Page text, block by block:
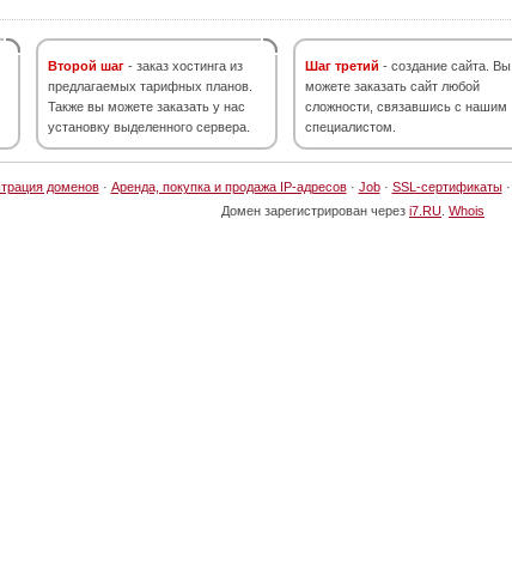
Второй шаг - заказ хостинга из
предлагаемых тарифных планов.
Также вы можете заказать у нас
установку выделенного сервера.
Шаг третий - создание сайта. Вы
можете заказать сайт любой
сложности, связавшись с нашим
специалистом.
доменов· Аренда, покупка и продажа IP-адресов· Job· SSL-сертификаты·
Домен зарегистрирован через i7.RU Whois